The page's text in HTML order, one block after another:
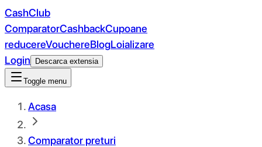
CashClub
ComparatorCashbackCupoane
reducereVouchereBlogLoializare
Login
Descarca extensia
Toggle menu
Acasa
Comparator preturi